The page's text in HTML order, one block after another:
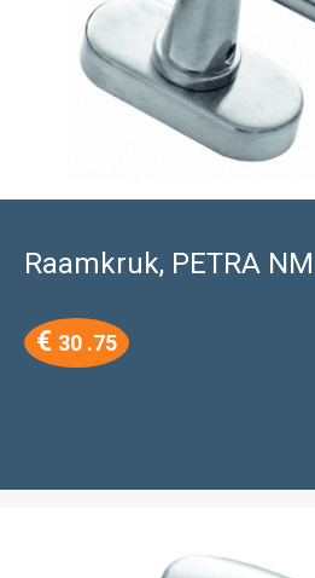
Raamkruk, PETRA
€ 30 .75